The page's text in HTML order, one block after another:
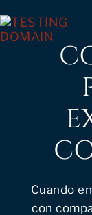
Cuando
con